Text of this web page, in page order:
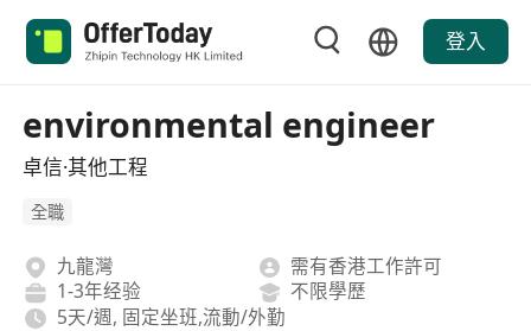
登入
environmental engineer
卓信·其他工程
全職
九龍灣
需有香港工作許可
1-3年经验
不限學歷
5天/週, 固定坐班,流動/外勤